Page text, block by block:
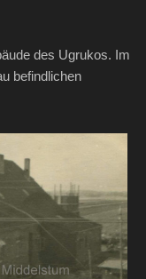
des Ugrukos. Im
befindlichen